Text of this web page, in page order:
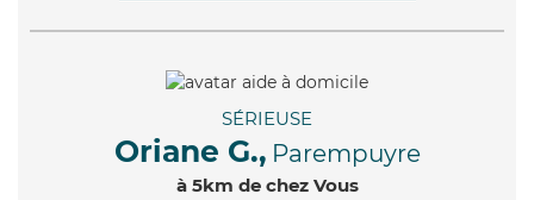
SÉRIEUSE
Oriane G., Parempuyre
à 5km de chez Vous